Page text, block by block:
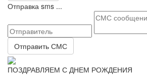
Отправка sms ...
Отправить СМС
ПОЗДРАВЛЯЕМ С ДНЕМ РОЖДЕНИЯ